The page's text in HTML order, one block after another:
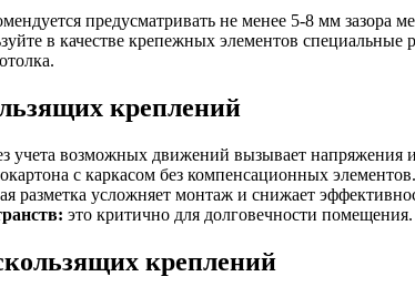
предусматривать не менее 5-8 мм зазора
в качестве крепежных элементов
креплений
учета возможных движений вызывает напряжения
с каркасом без компенсационных элементов.
разметка усложняет монтаж и снижает
это критично для долговечности помещения.
креплений